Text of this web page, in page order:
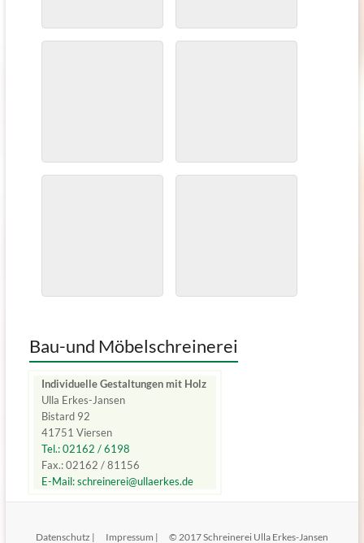
Bau-und Möbelschreinerei
Individuelle Gestaltungen mit Holz
Ulla Erkes-Jansen
Bistard 92
41751 Viersen
Tel.: 02162 / 6198
Fax.: 02162 / 81156
E-Mail: schreinerei@ullaerkes.de
Datenschutz | Impressum | © 2017 Schreinerei Ulla Erkes-Jansen